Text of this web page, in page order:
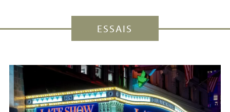
ESSAIS